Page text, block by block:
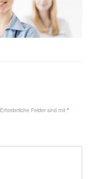
Erforderliche Felder sind mit *